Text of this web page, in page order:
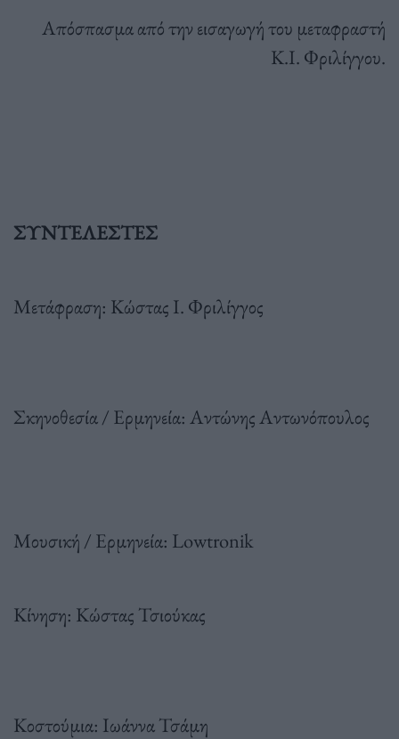
Απόσπασμα από την εισαγωγή του μεταφραστή
Κ.Ι. Φριλίγγου.
ΣΥΝΤΕΛΕΣΤΕΣ
Μετάφραση: Κώστας Ι. Φριλίγγος
Σκηνοθεσία / Ερμηνεία: Αντώνης Αντωνόπουλος
Μουσική / Ερμηνεία: Lowtronik
Κίνηση: Κώστας Τσιούκας
Κοστούμια: Ιωάννα Τσάμη